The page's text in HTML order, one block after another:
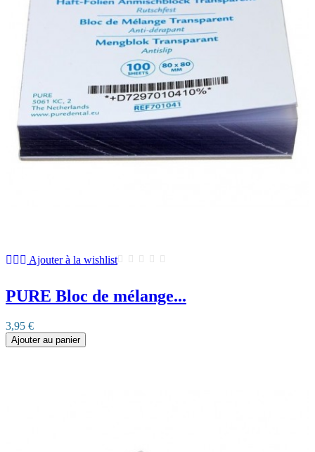
Ajouter à la wishlist
PURE Bloc de mélange...
3,95 €
Ajouter au panier